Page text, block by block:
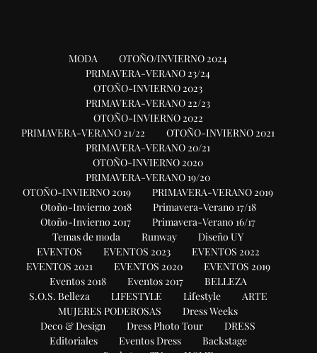
MODA
OTOÑO/INVIERNO 2024
PRIMAVERA-VERANO 23/24
OTOÑO-INVIERNO 2023
PRIMAVERA-VERANO 22/23
OTOÑO-INVIERNO 2022
PRIMAVERA-VERANO 21/22
OTOÑO-INVIERNO 2021
PRIMAVERA-VERANO 20/21
OTOÑO-INVIERNO 2020
PRIMAVERA-VERANO 19/20
OTOÑO-INVIERNO 2019
PRIMAVERA-VERANO 2019
Otoño-Invierno 2018
Primavera-Verano 17/18
Otoño-Invierno 2017
Primavera-Verano 16/17
Temas de moda
Runway
Diseño UY
EVENTOS
EVENTOS 2023
EVENTOS 2022
EVENTOS 2021
EVENTOS 2020
EVENTOS 2019
Eventos 2018
Eventos 2017
BELLEZA
S.O.S. Belleza
LIFESTYLE Lifestyle
ARTE
MUJERES PODEROSAS
Dress Weeks
Deco & Design
Dress Photo Tour
DRESS
Editoriales
Eventos Dress
Backstage